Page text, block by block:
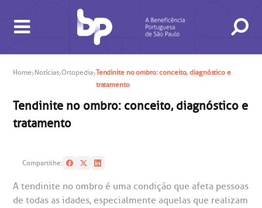
BUSCA
CONSULTAS E EXAMES
ATENDIMENTO 24H
CONHEÇA AS UNIDADES
INSTITUCIONAL
NOSSOS SERVIÇOS
INFORMAÇÕES ÚTEIS
ESPECIALIDADES
Home Notícias Ortopedia Tendinite no ombro: conceito, diagnóstico e
tratamento
Tendinite no ombro: conceito, diagnóstico e
tratamento
Compartilhe:
A tendinite no ombro é uma condição que afeta pessoas
de todas as idades, especialmente aquelas que realizam